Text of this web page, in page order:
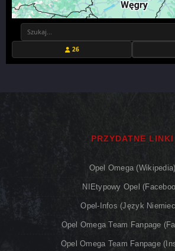
26
PRZYDATNE LINKI
Opel Omega (Wikipedia)
NIEtypowy Opel
Opel-Infos (język
Opel Omega Team Fanpage
Opel Omega Team Fanpage